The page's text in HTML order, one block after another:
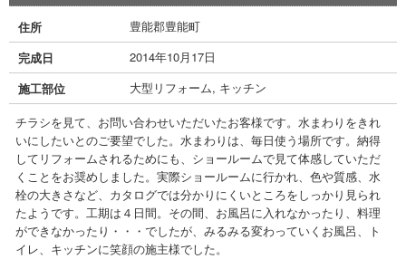
住所
豊能郡豊能町
完成日
2014年10月17日
施工部位
大型リフォーム, キッチン
チラシを見て、お問い合わせいただいたお客様です。水まわりをきれ
いにしたいとのご要望でした。水まわりは、毎日使う場所です。納得
してリフォームされるためにも、ショールームで見て体感していただ
くことをお奨めしました。実際ショールームに行かれ、色や質感、水
栓の大きさなど、カタログでは分かりにくいところをしっかり見られ
たようです。工期は４日間。その間、お風呂に入れなかったり、料理
ができなかったり・・・でしたが、みるみる変わっていくお風呂、ト
イレ、キッチンに笑顔の施主様でした。